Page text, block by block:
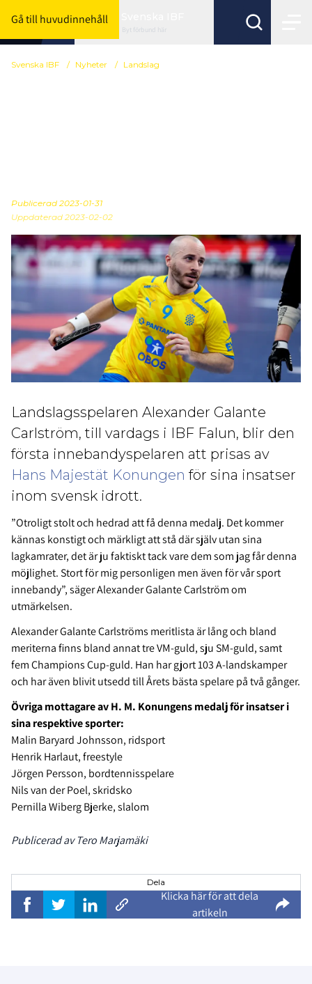
Gå till huvudinnehåll
Byt förbund här
Svenska IBF / Nyheter / Landslag
Publicerad 2023-01-31
Uppdaterad 2023-02-02
Landslagsspelaren Alexander Galante
Carlström, till vardags i IBF Falun, blir den
första innebandyspelaren att prisas av
Hans Majestät Konungen för sina insatser
inom svensk idrott.
”Otroligt stolt och hedrad att få denna medalj. Det kommer
kännas konstigt och märkligt att stå där själv utan sina
lagkamrater, det är ju faktiskt tack vare dem som jag får denna
möjlighet. Stort för mig personligen men även för vår sport
innebandy”, säger Alexander Galante Carlström om
utmärkelsen.
Alexander Galante Carlströms meritlista är lång och bland
meriterna finns bland annat tre VM-guld, sju SM-guld, samt
fem Champions Cup-guld. Han har gjort 103 A-landskamper
och har även blivit utsedd till Årets bästa spelare på två gånger.
Övriga mottagare av H. M. Konungens medalj för insatser i
sina respektive sporter:
Malin Baryard Johnsson, ridsport
Henrik Harlaut, freestyle
Jörgen Persson, bordtennisspelare
Nils van der Poel, skridsko
Pernilla Wiberg Bjerke, slalom
Publicerad av Tero Marjamäki
Dela
Klicka här för att dela
artikeln